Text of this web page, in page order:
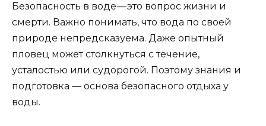
Безопасность в воде — это вопрос жизни и
смерти. Важно понимать, что вода по своей
природе непредсказуема. Даже опытный
пловец может столкнуться с течение,
усталостью или судорогой. Поэтому знания и
подготовка — основа безопасного отдыха у
воды.